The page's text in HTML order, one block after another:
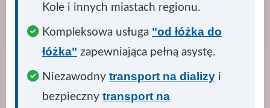
Kole i innych miastach regionu.
Kompleksowa usługa "od łóżka do
łóżka" zapewniająca pełną asystę.
Niezawodny transport na dializy i
bezpieczny transport na